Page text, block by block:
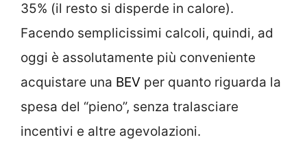
35% (il resto si disperde in calore).
Facendo semplicissimi calcoli, quindi, ad
oggi è assolutamente più conveniente
acquistare una BEV per quanto riguarda la
spesa del “pieno”, senza tralasciare
incentivi e altre agevolazioni.